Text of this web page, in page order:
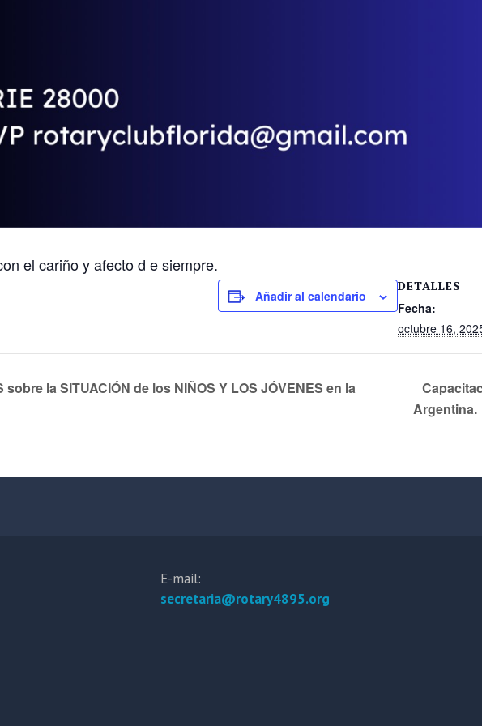
el cariño y afecto d e siempre.
Añadir al calendario
DETALLES
Fecha:
octubre 16,
sobre la SITUACIÓN de los NIÑOS Y LOS JÓVENES en la
Argentina.
E-mail:
secretaria@rotary4895.org